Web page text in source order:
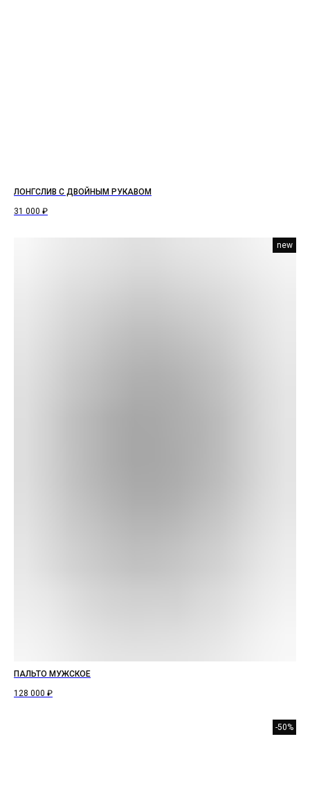
ЛОНГСЛИВ С ДВОЙНЫМ РУКАВОМ
31 000 ₽
new
ПАЛЬТО МУЖСКОЕ
128 000 ₽
-50%